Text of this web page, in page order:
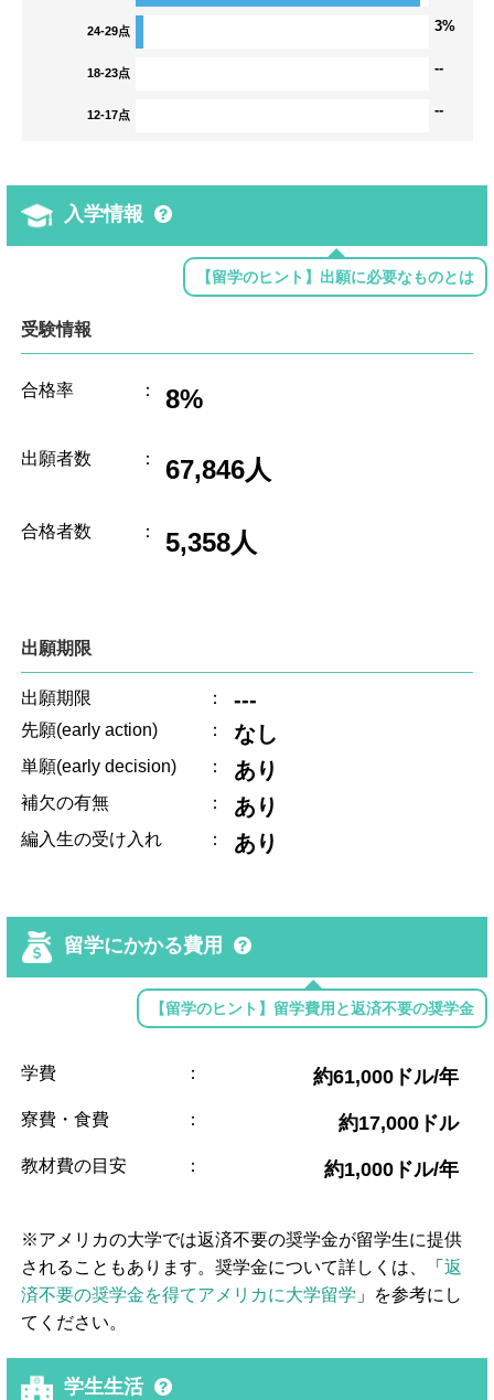
24-29点 3%
18-23点 --
12-17点 --
入学情報
【留学のヒント】出願に必要なものとは
受験情報
合格率 ： 8%
出願者数 ： 67,846人
合格者数 ： 5,358人
出願期限
出願期限 ： ---
先願(early action) ： なし
単願(early decision) ： あり
補欠の有無 ： あり
編入生の受け入れ ： あり
留学にかかる費用
【留学のヒント】留学費用と返済不要の奨学金
学費 ： 約61,000ドル/年
寮費・食費 ： 約17,000ドル
教材費の目安 ： 約1,000ドル/年
※アメリカの大学では返済不要の奨学金が留学生に提供
されることもあります。奨学金について詳しくは、「返
済不要の奨学金を得てアメリカに大学留学 」を参考にし
てください。
学生生活